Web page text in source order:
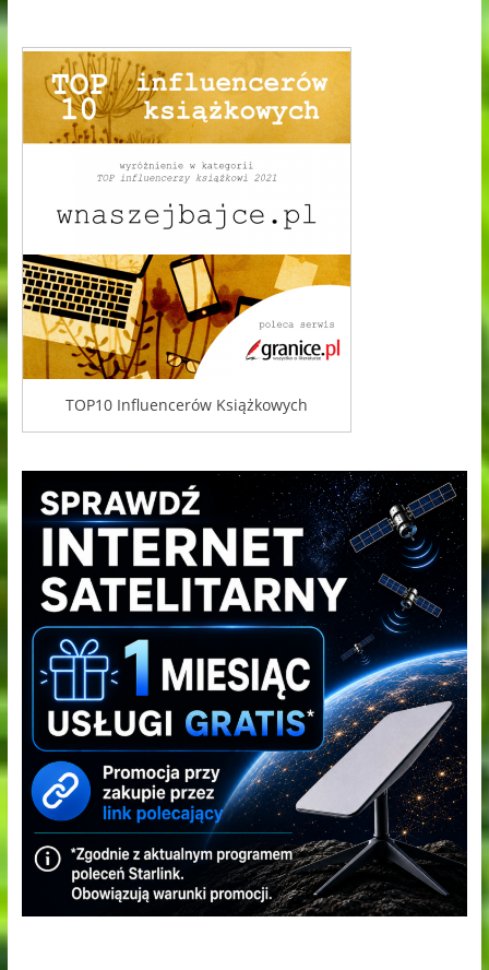
TOP10 Influencerów Książkowych